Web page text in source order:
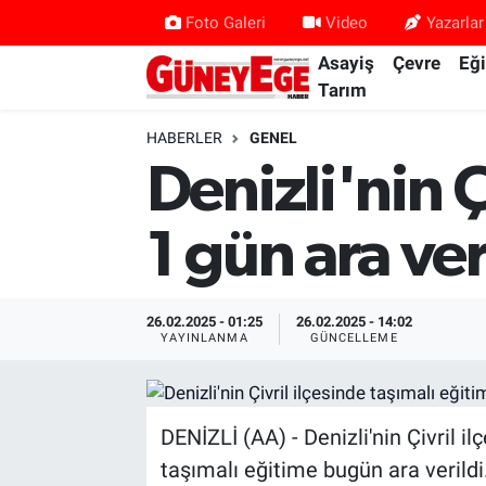
Foto Galeri Video Yazarlar
Asayiş Çevre
Tarım
HABERLER GENEL
Denizli'nin
1 gün ara
26.02.2025 - 01:25
YAYINLANMA
26.02.2025 - 14:02
GÜNCELLEME
DENİZLİ (AA) - Denizli'nin Çivril
taşımalı eğitime bugün ara
İstanbul Hava Durumu
İstanbul Trafik Yoğunluk Haritası
Süper Lig Puan Durumu ve Fikstür